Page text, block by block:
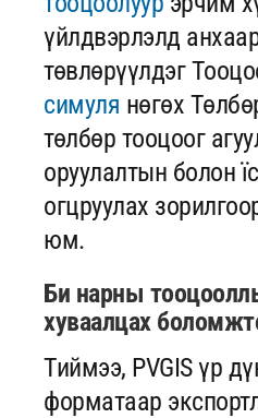
үйлдвэрлэлд
төвлөрүүлдэг
симуля нөгөх
төлбөр тооцоог
оруулалтын болон
огцруулах
юм.
Би нарны
хуваалцах
Тиймээ, PVGIS үр
форматаар